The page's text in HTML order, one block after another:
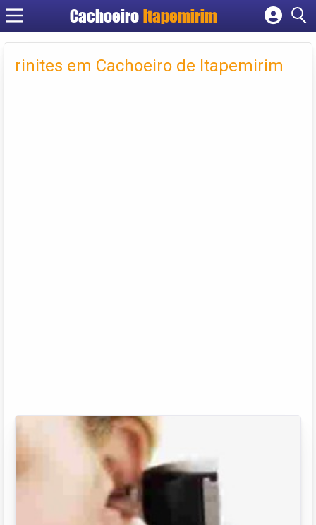
Cachoeiro Itapemirim
Cadastrar empresa
Criar conta
rinites em Cachoeiro de Itapemirim